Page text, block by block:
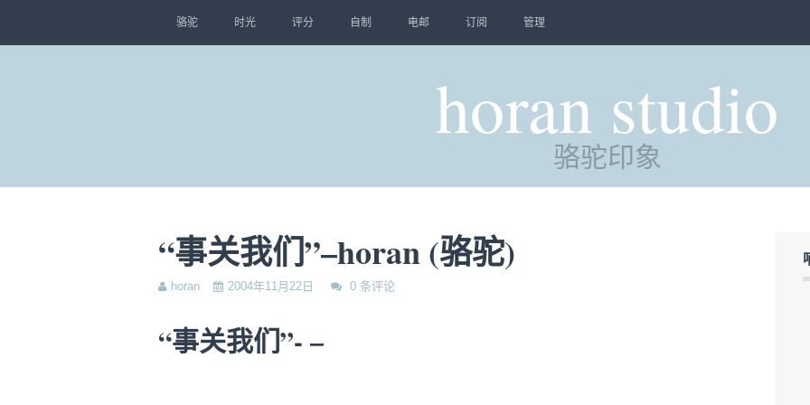
骆驼 时光 评分 自制 电邮 订阅 管理
horan studio
骆驼印象
“事关我们”–horan (骆驼)
horan 2004年11月22日 0 条评论
“事关我们”- –